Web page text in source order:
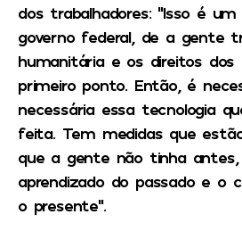
dos trabalhadores: “Isso é
governo federal, de a gente
humanitária e os direitos dos
primeiro ponto. Então, é
necessária essa tecnologia
feita. Tem medidas que
que a gente não tinha
aprendizado do passado e o
o presente”.